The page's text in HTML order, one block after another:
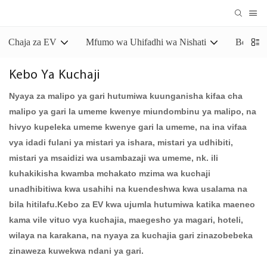
Chaja za EV Mfumo wa Uhifadhi wa Nishati Betri
Kebo Ya Kuchaji
Nyaya za malipo ya gari hutumiwa kuunganisha kifaa cha
malipo ya gari la umeme kwenye miundombinu ya malipo, na
hivyo kupeleka umeme kwenye gari la umeme, na ina vifaa
vya idadi fulani ya mistari ya ishara, mistari ya udhibiti,
mistari ya msaidizi wa usambazaji wa umeme, nk. ili
kuhakikisha kwamba mchakato mzima wa kuchaji
unadhibitiwa kwa usahihi na kuendeshwa kwa usalama na
bila hitilafu.Kebo za EV kwa ujumla hutumiwa katika maeneo
kama vile vituo vya kuchajia, maegesho ya magari, hoteli,
wilaya na karakana, na nyaya za kuchajia gari zinazobebeka
zinaweza kuwekwa ndani ya gari.